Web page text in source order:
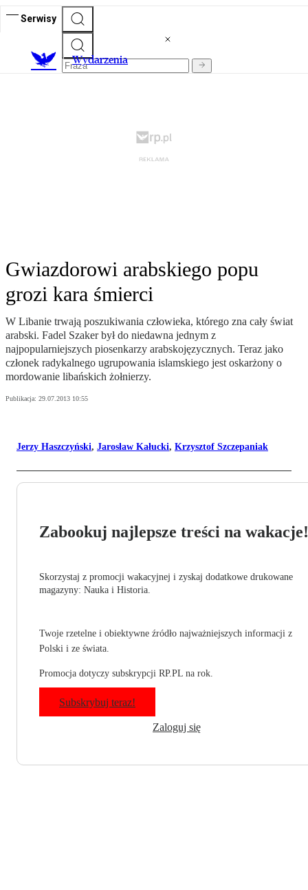
Serwisy
Wydarzenia
Gwiazdorowi arabskiego popu
grozi kara śmierci
W Libanie trwają poszukiwania człowieka, którego zna cały świat
arabski. Fadel Szaker był do niedawna jednym z
najpopularniejszych piosenkarzy arabskojęzycznych. Teraz jako
członek radykalnego ugrupowania islamskiego jest oskarżony o
mordowanie libańskich żołnierzy.
Publikacja: 29.07.2013 10:55
Jerzy Haszczyński, Jarosław Kałucki, Krzysztof Szczepaniak
Zabookuj najlepsze treści na wakacje!
Skorzystaj z promocji wakacyjnej i zyskaj dodatkowe drukowane
magazyny: Nauka i Historia.
Twoje rzetelne i obiektywne źródło najważniejszych informacji z
Polski i ze świata.
Promocja dotyczy subskrypcji RP.PL na rok.
Subskrybuj teraz!
Zaloguj się